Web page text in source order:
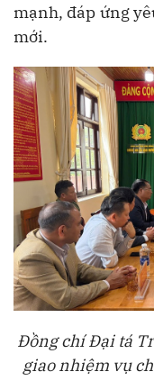
mạnh, đáp ứng
mới.
Đồng chí Đại tá
giao nhiệm vụ